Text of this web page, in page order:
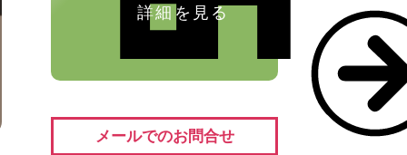
詳細を見る
メールでのお問合せ